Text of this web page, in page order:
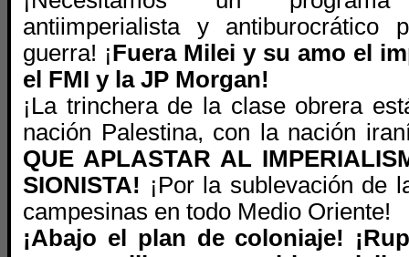
antiimperialista y antiburocrático
guerra! ¡Fuera Milei y su amo el
el FMI y la JP Morgan!
¡La trinchera de la clase obrera
nación Palestina, con la nación
QUE APLASTAR AL
SIONISTA! ¡Por la sublevación de
campesinas en todo Medio Oriente!
¡Abajo el plan de coloniaje!